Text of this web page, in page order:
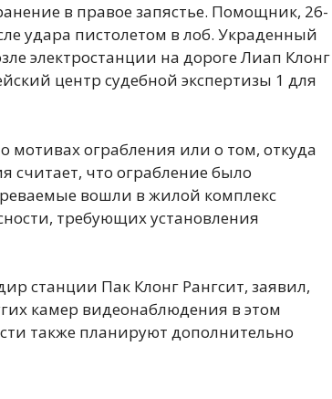
в правое запястье. Помощник, 26-
удара пистолетом в лоб. Украденный
электростанции на дороге Лиап Клонг
центр судебной экспертизы 1 для
мотивах ограбления или о том, откуда
считает, что ограбление было
вошли в жилой комплекс
требующих установления
станции Пак Клонг Рангсит, заявил,
камер видеонаблюдения в этом
также планируют дополнительно